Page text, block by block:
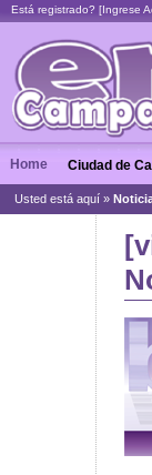
Está registrado? [Ingrese
Home Ciudad de
Usted está aquí »